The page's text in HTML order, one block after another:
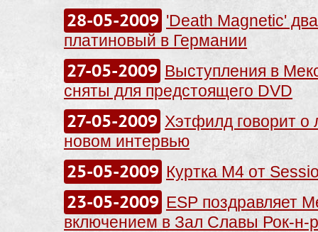
28-05-2009 'Death Magnetic'
платиновый в Германии
27-05-2009 Выступления в
сняты для предстоящего DVD
27-05-2009 Хэтфилд говорит о
новом интервью
25-05-2009 Куртка М4 от
23-05-2009 ESP поздравляет
включением в Зал Славы Рок-н-